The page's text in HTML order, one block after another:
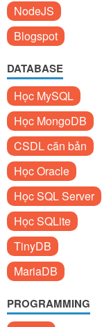
NodeJS
Blogspot
DATABASE
Học MySQL
Học MongoDB
CSDL căn bản
Học Oracle
Học SQL Server
Học SQLite
TinyDB
MariaDB
PROGRAMMING